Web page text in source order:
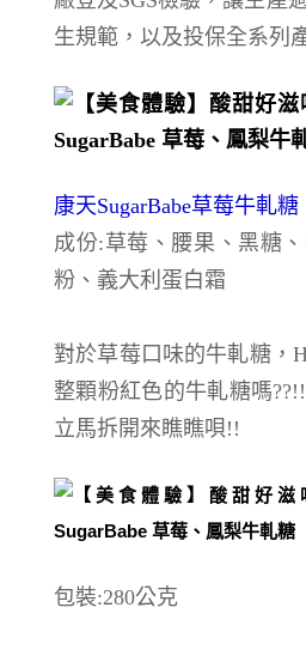
生規範，以及投保全系列
康天SugarBabe草莓牛軋糖
成份:草莓、腰果、黑糖
粉、義大利蛋白霜
對於草莓口味的牛軋糖，
整顆粉紅色的牛軋糖嗎
立馬拆開來瞧瞧唄!!
包裝:280公克